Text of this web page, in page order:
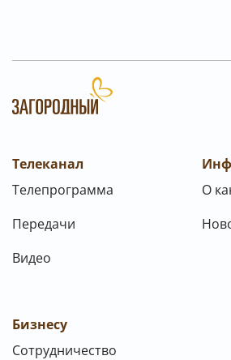
Телеканал
Телепрограмма
Передачи
Видео
О
Бизнесу
Сотрудничество